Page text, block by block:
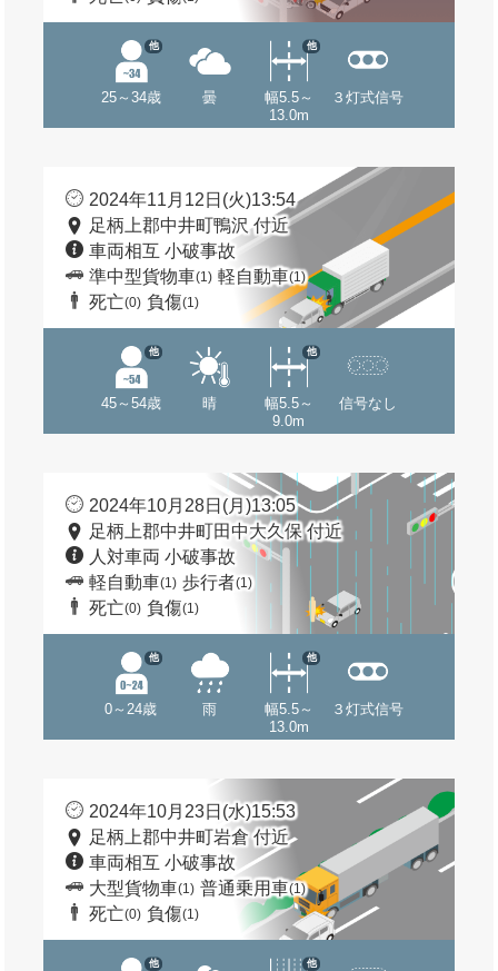
25～34歳
他
曇
幅5.5～
13.0m
他
３灯式信号
2024年11月12日(火)13:54
足柄上郡中井町鴨沢 付近
車両相互 小破事故
準中型貨物車(1) 軽自動車(1)
死亡(0) 負傷(1)
45～54歳
他
晴
幅5.5～
9.0m
他
信号なし
2024年10月28日(月)13:05
足柄上郡中井町田中大久保 付近
人対車両 小破事故
軽自動車(1) 歩行者(1)
死亡(0) 負傷(1)
0～24歳
他
雨
幅5.5～
13.0m
他
３灯式信号
2024年10月23日(水)15:53
足柄上郡中井町岩倉 付近
車両相互 小破事故
大型貨物車(1) 普通乗用車(1)
死亡(0) 負傷(1)
他 他